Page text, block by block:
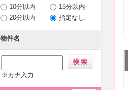
10分以内
15分以内
20分以内
指定なし
物件名
※カナ入力